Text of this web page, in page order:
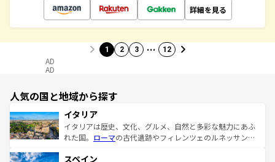
詳細を見る
1 2 3 … 12
AD
AD
人気の国と地域から探す
イタリア
イタリアは歴史、文化、グルメ、自然と多彩な魅力にあふ
れた国。 ローマの古代遺跡やフィレンツェのルネッサンス
ろん、トスカーナの美しい田園風景やアマルフィ海岸の絶
スペイン